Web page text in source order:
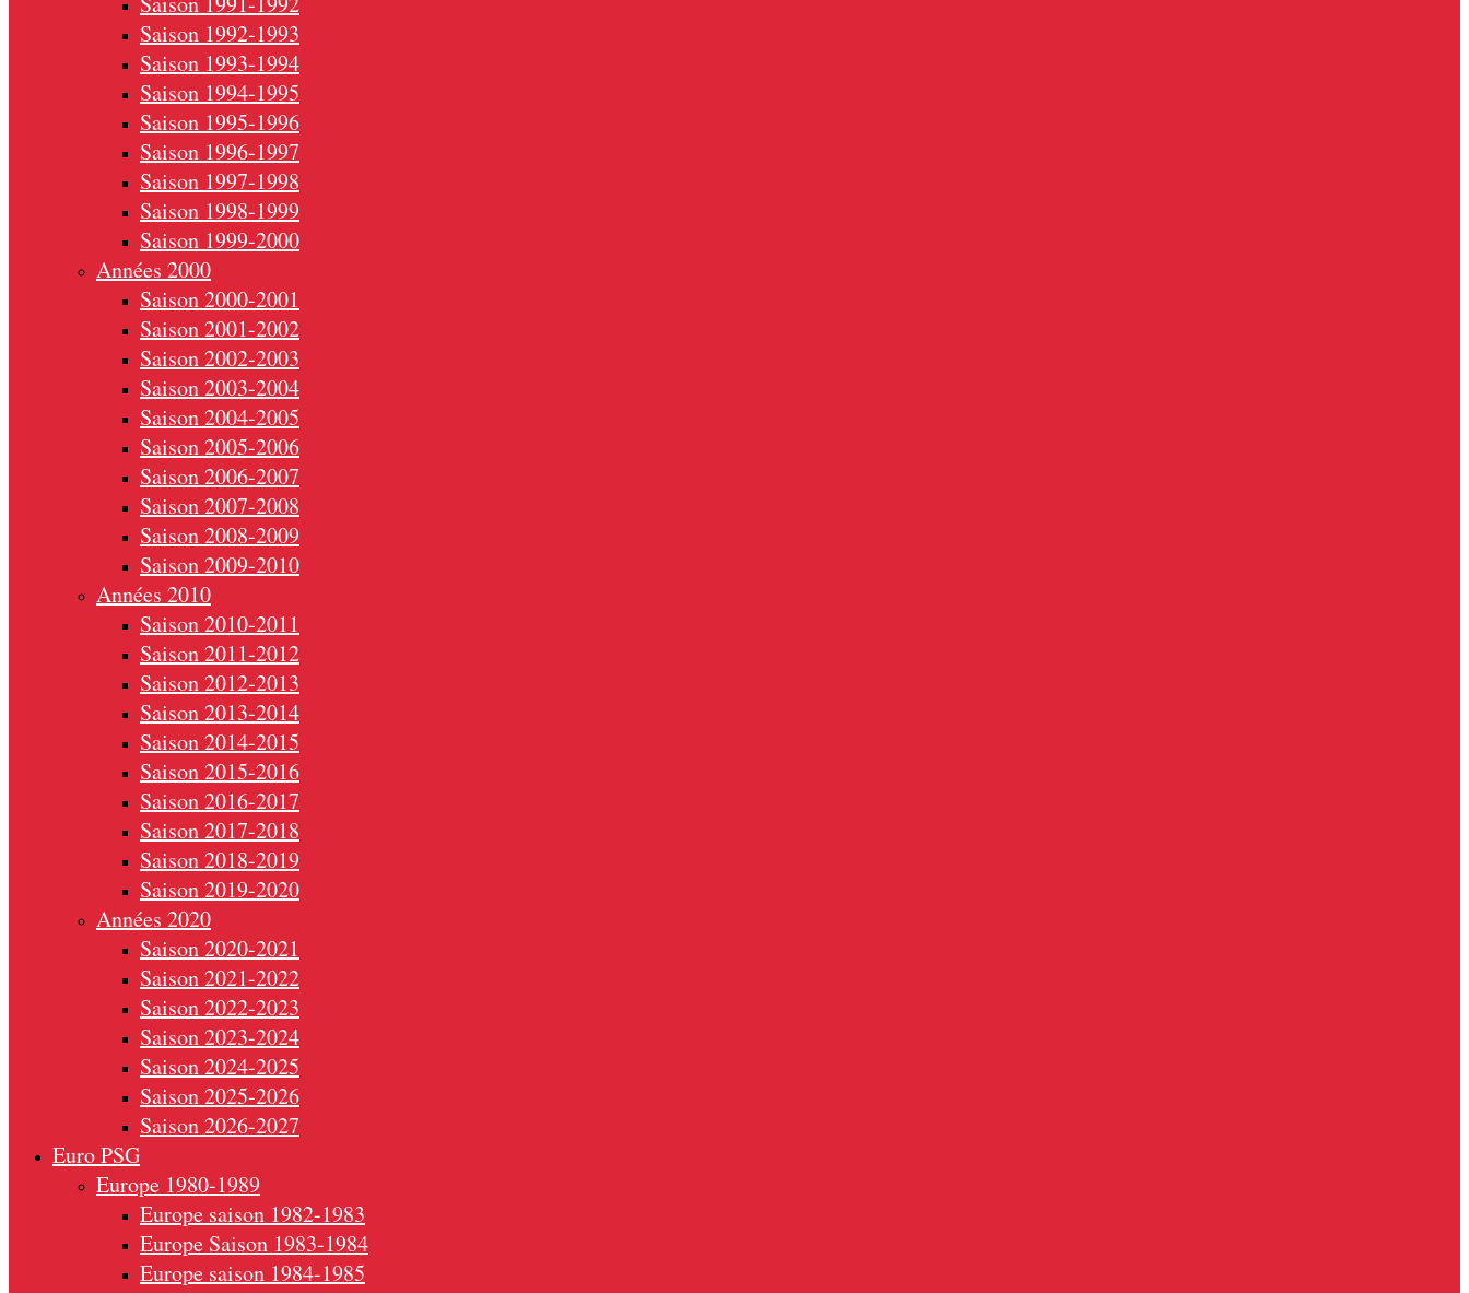
Saison 1992-1993
Saison 1993-1994
Saison 1994-1995
Saison 1995-1996
Saison 1996-1997
Saison 1997-1998
Saison 1998-1999
Saison 1999-2000
Années 2000
Saison 2000-2001
Saison 2001-2002
Saison 2002-2003
Saison 2003-2004
Saison 2004-2005
Saison 2005-2006
Saison 2006-2007
Saison 2007-2008
Saison 2008-2009
Saison 2009-2010
Années 2010
Saison 2010-2011
Saison 2011-2012
Saison 2012-2013
Saison 2013-2014
Saison 2014-2015
Saison 2015-2016
Saison 2016-2017
Saison 2017-2018
Saison 2018-2019
Saison 2019-2020
Années 2020
Saison 2020-2021
Saison 2021-2022
Saison 2022-2023
Saison 2023-2024
Saison 2024-2025
Saison 2025-2026
Saison 2026-2027
Euro PSG
Europe 1980-1989
Europe saison 1982-1983
Europe Saison 1983-1984
Europe saison 1984-1985